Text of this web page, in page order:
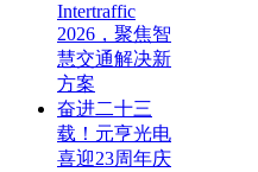
Intertraffic
2026，聚焦智
慧交通解决新
方案
奋进二十三
载！元亨光电
喜迎23周年庆